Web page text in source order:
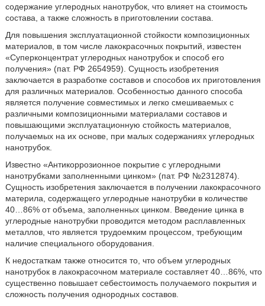
содержание углеродных нанотрубок, что влияет на стоимость
состава, а также сложность в приготовлении состава.
Для повышения эксплуатационной стойкости композиционных
материалов, в том числе лакокрасочных покрытий, известен
«Суперконцентрат углеродных нанотрубок и способ его
получения» (пат. РФ 2654959). Сущность изобретения
заключается в разработке составов и способов их приготовления
для различных материалов. Особенностью данного способа
является получение совместимых и легко смешиваемых с
различными композиционными материалами составов и
повышающими эксплуатационную стойкость материалов,
получаемых на их основе, при малых содержаниях углеродных
нанотрубок.
Известно «Антикоррозионное покрытие с углеродными
нанотрубками заполненными цинком» (пат. РФ №2312874).
Сущность изобретения заключается в получении лакокрасочного
материла, содержащего углеродные нанотрубки в количестве
40…86% от объема, заполненных цинком. Введение цинка в
углеродные нанотрубки проводится методом расплавленных
металлов, что является трудоемким процессом, требующим
наличие специального оборудования.
К недостаткам также относится то, что объем углеродных
нанотрубок в лакокрасочном материале составляет 40…86%, что
существенно повышает себестоимость получаемого покрытия и
сложность получения однородных составов.